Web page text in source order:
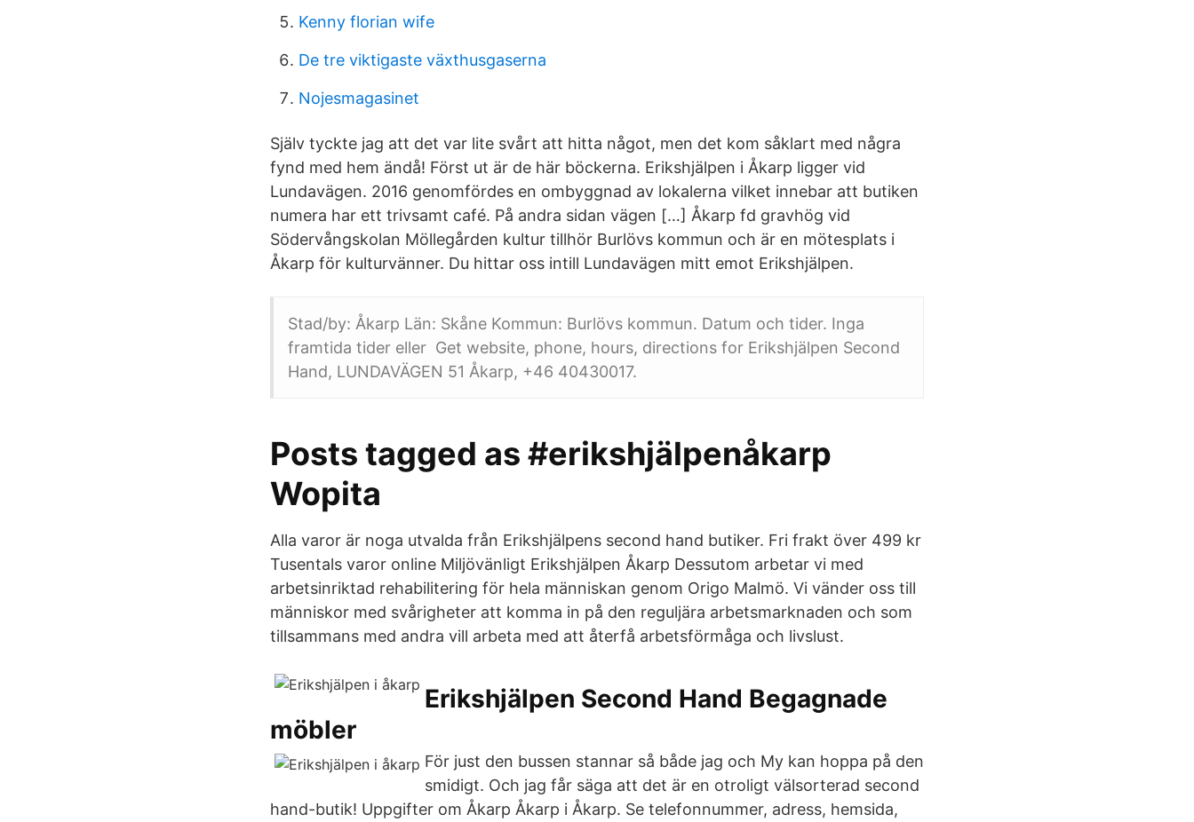
Kenny florian wife
De tre viktigaste växthusgaserna
Nojesmagasinet
Själv tyckte jag att det var lite svårt att hitta något, men det kom såklart med några
fynd med hem ändå! Först ut är de här böckerna. Erikshjälpen i Åkarp ligger vid
Lundavägen. 2016 genomfördes en ombyggnad av lokalerna vilket innebar att butiken
numera har ett trivsamt café. På andra sidan vägen […] Åkarp fd gravhög vid
Södervångskolan Möllegården kultur tillhör Burlövs kommun och är en mötesplats i
Åkarp för kulturvänner. Du hittar oss intill Lundavägen mitt emot Erikshjälpen.
Stad/by: Åkarp Län: Skåne Kommun: Burlövs kommun. Datum och tider. Inga
framtida tider eller Get website, phone, hours, directions for Erikshjälpen Second
Hand, LUNDAVÄGEN 51 Åkarp, +46 40430017.
Posts tagged as #erikshjälpenåkarp
Wopita
Alla varor är noga utvalda från Erikshjälpens second hand butiker. Fri frakt över 499 kr
Tusentals varor online Miljövänligt Erikshjälpen Åkarp Dessutom arbetar vi med
arbetsinriktad rehabilitering för hela människan genom Origo Malmö. Vi vänder oss till
människor med svårigheter att komma in på den reguljära arbetsmarknaden och som
tillsammans med andra vill arbeta med att återfå arbetsförmåga och livslust.
Erikshjälpen Second Hand Begagnade
möbler
För just den bussen stannar så både jag och My kan hoppa på den
smidigt. Och jag får säga att det är en otroligt välsorterad second
hand-butik! Uppgifter om Åkarp Åkarp i Åkarp. Se telefonnummer, adress, hemsida,